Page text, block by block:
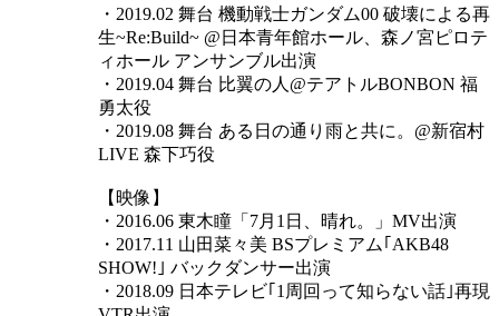
・2019.02 舞台 機動戦士ガンダム00 破壊による再
生~Re:Build~ @日本青年館ホール、森ノ宮ピロテ
ィホール アンサンブル出演
・2019.04 舞台 比翼の人@テアトルBONBON 福
勇太役
・2019.08 舞台 ある日の通り雨と共に。@新宿村
LIVE 森下巧役
【映像】
・2016.06 東木瞳「7月1日、晴れ。」MV出演
・2017.11 山田菜々美 BSプレミアム｢AKB48
SHOW!｣ バックダンサー出演
・2018.09 日本テレビ｢1周回って知らない話｣再現